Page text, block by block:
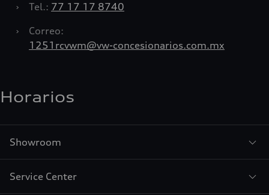
›
Tel.: 77 17 17 8740
›
Correo:
1251rcvwm@vw-concesionarios.com.mx
Horarios
Showroom
Service Center